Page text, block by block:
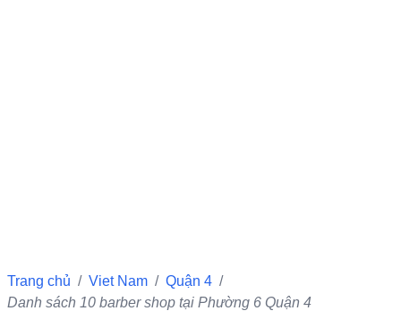
Trang chủ / Viet Nam / Quận 4 /
Danh sách 10 barber shop tại Phường 6 Quận 4